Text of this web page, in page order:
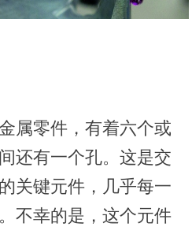
属零件，有着六个或
还有一个孔。这是交
关键元件，几乎每一
不幸的是，这个元件